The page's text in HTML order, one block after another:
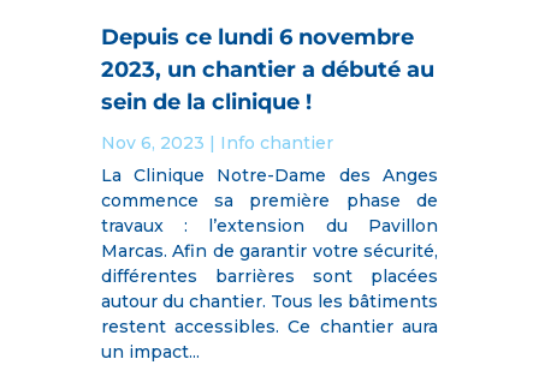
Depuis ce lundi 6 novembre
2023, un chantier a débuté au
sein de la clinique !
Nov 6, 2023 | Info chantier
La Clinique Notre-Dame des Anges
commence sa première phase de
travaux : l’extension du Pavillon
Marcas. Afin de garantir votre sécurité,
différentes barrières sont placées
autour du chantier. Tous les bâtiments
restent accessibles. Ce chantier aura
un impact...